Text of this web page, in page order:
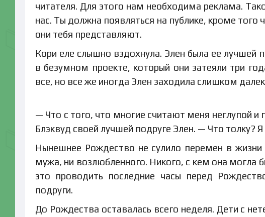
читателя. Для этого нам необходима реклама.
нас. Ты должна появляться на публике, кроме
они тебя представляют.
Кори еле слышно вздохнула. Элен была ее лучшей
в безумном проекте, который они затеяли три
все, но все же иногда Элен заходила слишком
— Что с того, что многие считают меня неглупой и
Блэквуд своей лучшей подруге Элен. — Что толку?
Нынешнее Рождество не сулило перемен в
мужа, ни возлюбленного. Никого, с кем она могла
это проводить последние часы перед
подруги.
До Рождества оставалась всего неделя. Дети с